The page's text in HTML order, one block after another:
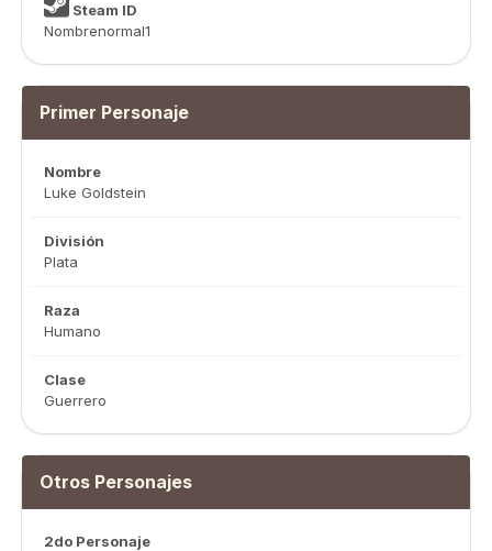
Steam ID
Nombrenormal1
Primer Personaje
Nombre
Luke Goldstein
División
Plata
Raza
Humano
Clase
Guerrero
Otros Personajes
2do Personaje